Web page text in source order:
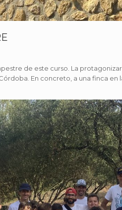
de este curso. La
En concreto, a una finca